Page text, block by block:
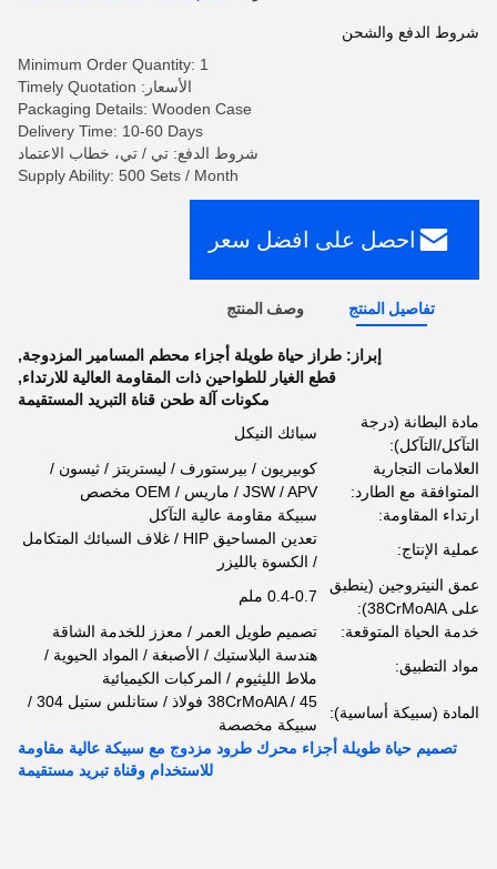
شروط الدفع والشحن
Minimum Order Quantity: 1
الأسعار: Timely Quotation
Packaging Details: Wooden Case
Delivery Time: 10-60 Days
شروط الدفع: تي / تي، خطاب الاعتماد
Supply Ability: 500 Sets / Month
احصل على افضل سعر
تفاصيل المنتج وصف المنتج
إبراز: طراز حياة طويلة أجزاء محطم المسامير المزدوجة,
قطع الغيار للطواحين ذات المقاومة العالية للارتداء,
مكونات آلة طحن قناة التبريد المستقيمة
مادة البطانة (درجة
التآكل/التآكل):
سبائك النيكل
العلامات التجارية
المتوافقة مع الطارد:
كوبيريون / بيرستورف / ليستريتز / ثيسون /
JSW / APV / ماريس / OEM مخصص
ارتداء المقاومة:
سبيكة مقاومة عالية التآكل
عملية الإنتاج:
تعدين المساحيق HIP / غلاف السبائك المتكامل
/ الكسوة بالليزر
عمق النيتروجين (ينطبق
على 38CrMoAlA):
0.4-0.7 ملم
خدمة الحياة المتوقعة:
تصميم طويل العمر / معزز للخدمة الشاقة
مواد التطبيق:
هندسة البلاستيك / الأصبغة / المواد الحيوية /
ملاط ​​الليثيوم / المركبات الكيميائية
المادة (سبيكة أساسية):
38CrMoAlA / 45 فولاذ / ستانلس ستيل 304 /
سبيكة مخصصة
تصميم حياة طويلة أجزاء محرك طرود مزدوج مع سبيكة عالية مقاومة
للاستخدام وقناة تبريد مستقيمة